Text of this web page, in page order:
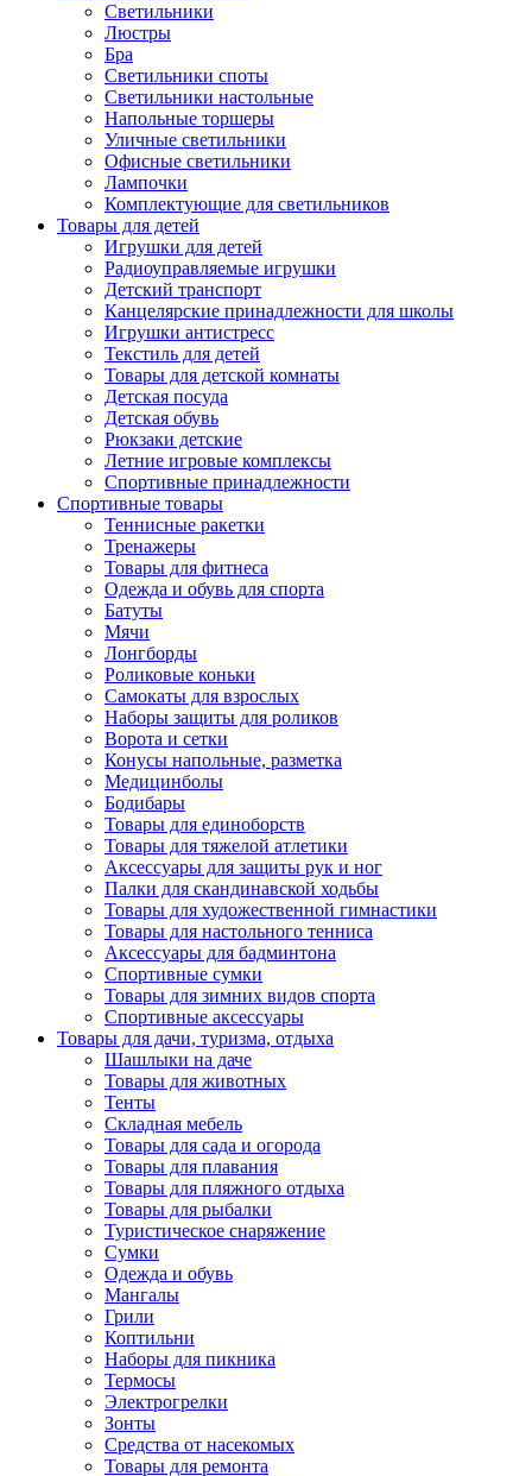
Светильники
Люстры
Бра
Светильники споты
Светильники настольные
Напольные торшеры
Уличные светильники
Офисные светильники
Лампочки
Комплектующие для светильников
Товары для детей
Игрушки для детей
Радиоуправляемые игрушки
Детский транспорт
Канцелярские принадлежности для школы
Игрушки антистресс
Текстиль для детей
Товары для детской комнаты
Детская посуда
Детская обувь
Рюкзаки детские
Летние игровые комплексы
Спортивные принадлежности
Спортивные товары
Теннисные ракетки
Тренажеры
Товары для фитнеса
Одежда и обувь для спорта
Батуты
Мячи
Лонгборды
Роликовые коньки
Самокаты для взрослых
Наборы защиты для роликов
Ворота и сетки
Конусы напольные, разметка
Медицинболы
Бодибары
Товары для единоборств
Товары для тяжелой атлетики
Аксессуары для защиты рук и ног
Палки для скандинавской ходьбы
Товары для художественной гимнастики
Товары для настольного тенниса
Аксессуары для бадминтона
Спортивные сумки
Товары для зимних видов спорта
Спортивные аксессуары
Товары для дачи, туризма, отдыха
Шашлыки на даче
Товары для животных
Тенты
Складная мебель
Товары для сада и огорода
Товары для плавания
Товары для пляжного отдыха
Товары для рыбалки
Туристическое снаряжение
Сумки
Одежда и обувь
Мангалы
Грили
Коптильни
Наборы для пикника
Термосы
Электрогрелки
Зонты
Средства от насекомых
Товары для ремонта